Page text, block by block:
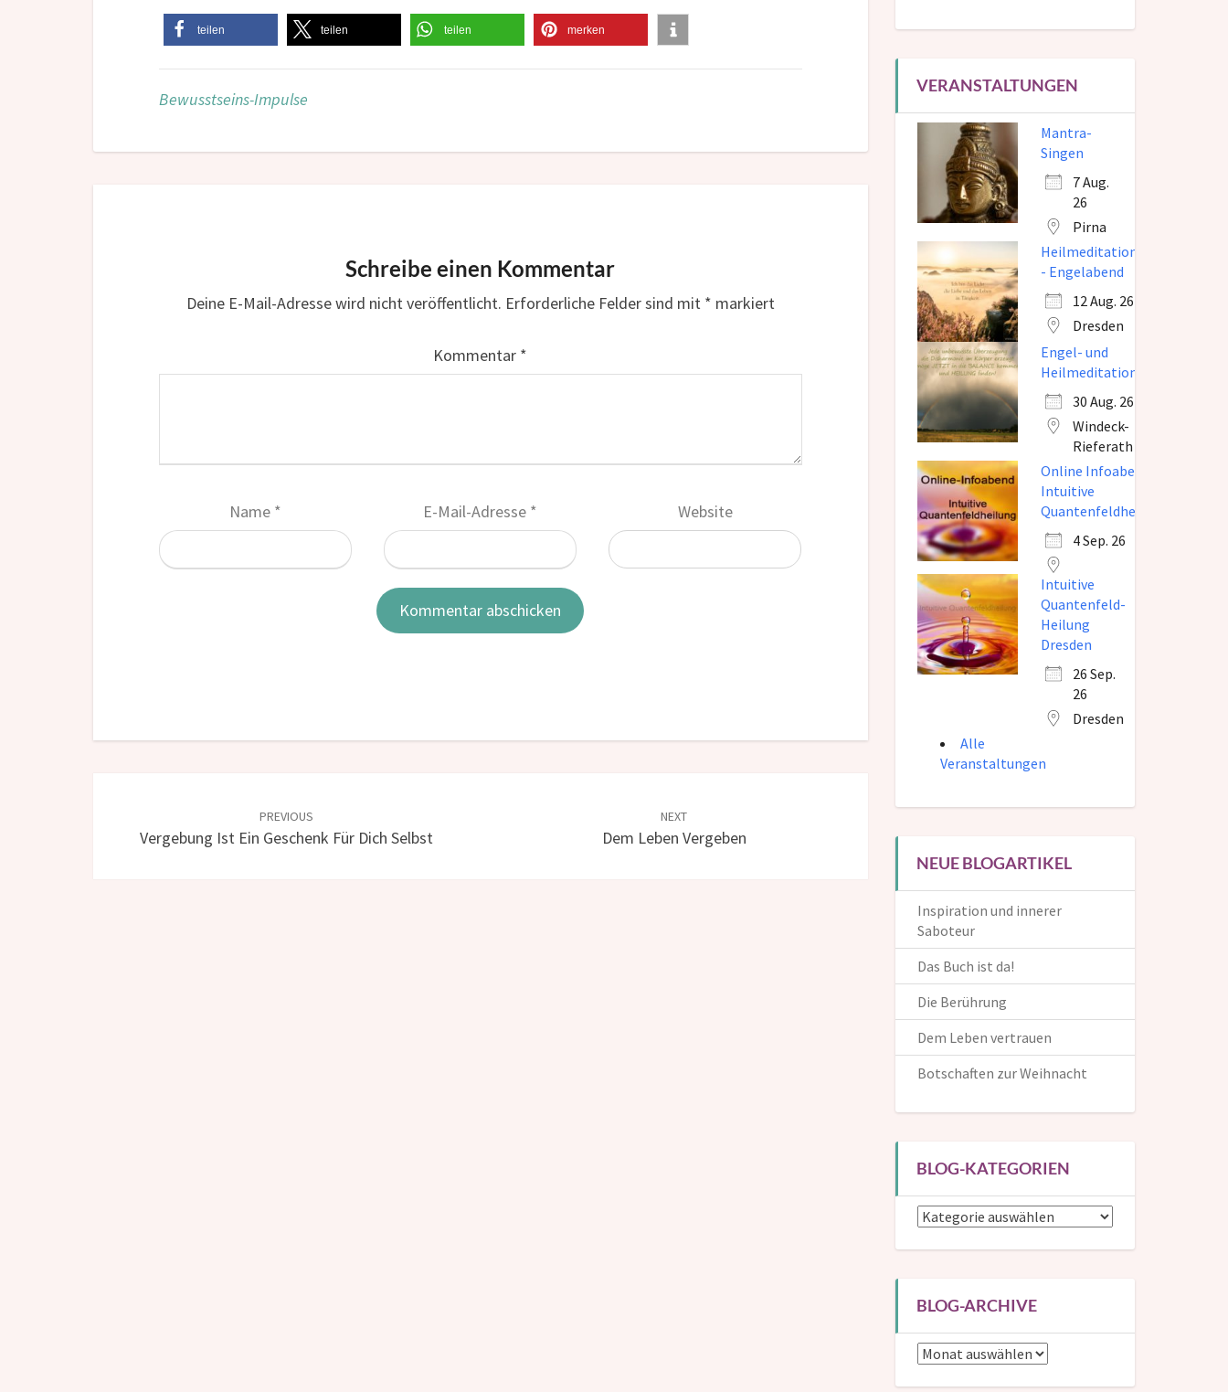
teilen teilen teilen merken
kreative Weise zu begegnen. Hier kannst du dich in die
Mailingliste eintragen und bekommst dann eine
Benachrichtigung, wenn ein neuer Beitrag erscheint.
Bewusstseins-Impulse
Schreibe einen Kommentar
Deine E-Mail-Adresse wird nicht veröffentlicht. Erforderliche Felder sind mit * markiert
Kommentar *
Name * E-Mail-Adresse * Website
PREVIOUS
Vergebung Ist Ein Geschenk Für Dich Selbst
NEXT
Dem Leben Vergeben
VERANSTALTUNGEN
Mantra-
Singen
7 Aug.
26
Pirna
Heilmeditation
- Engelabend
12 Aug. 26
Dresden
Engel- und
Heilmeditation
30 Aug. 26
Windeck-
Rieferath
Online Infoabend
Intuitive
Quantenfeldheilung
4 Sep. 26
Intuitive
Quantenfeld-
Heilung
Dresden
26 Sep.
26
Dresden
Alle
Veranstaltungen
NEUE BLOGARTIKEL
Inspiration und innerer
Saboteur
Das Buch ist da!
Die Berührung
Dem Leben vertrauen
Botschaften zur Weihnacht
BLOG-KATEGORIEN
Blog-
BLOG-ARCHIVE
Blog-